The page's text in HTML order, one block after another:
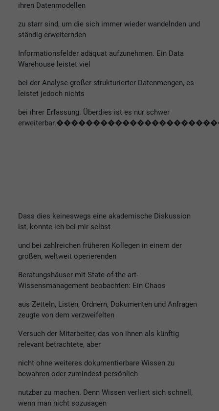
ihren Datenmodellen
zu starr sind, um die sich immer wieder wandelnden und
ständig erweiternden
Informationsfelder adäquat aufzunehmen. Ein Data
Warehouse leistet viel
bei der Analyse großer strukturierter Datenmengen, es
leistet jedoch nichts
bei ihrer Erfassung. Überdies ist es nur schwer
Dass dies keineswegs eine akademische Diskussion
ist, konnte ich bei mir selbst
und bei zahlreichen früheren Kollegen in einem der
großen, weltweit operierenden
Beratungshäuser mit State-of-the-art-
Wissensmanagement beobachten: Ein Chaos
aus Zetteln, Listen, Ordnern, Dokumenten und Anfragen
zeugte von dem verzweifelten
Versuch der Mitarbeiter, das von ihnen als künftig
relevant betrachtete, aber
nicht ohne weiteres dokumentierbare Wissen zu
bewahren oder zumindest persönlich
nutzbar zu machen. Denn Wissen verliert sich schnell,
wenn man nicht sozusagen